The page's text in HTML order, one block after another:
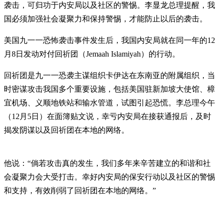
袭击，可归功于内安局以及社区的警惕。李显龙总理提醒，我
国必须加强社会凝聚力和保持警惕，才能防止以后的袭击。
美国九一一恐怖袭击事件发生后，我国内安局就在同一年的12
月8日发动对付回祈团（Jemaah Islamiyah）的行动。
回祈团是九一一恐袭主谋组织卡伊达在东南亚的附属组织，当
时密谋攻击我国多个重要设施，包括美国驻新加坡大使馆、樟
宜机场、义顺地铁站和输水管道，试图引起恐慌。李总理今午
（12月5日）在面簿贴文说，幸亏内安局在接获通报后，及时
揭发阴谋以及回祈团在本地的网络。
他说：“倘若攻击真的发生，我们多年来辛苦建立的和谐和社
会凝聚力会大受打击。幸好内安局的保安行动以及社区的警惕
和支持，有效削弱了回祈团在本地的网络。”